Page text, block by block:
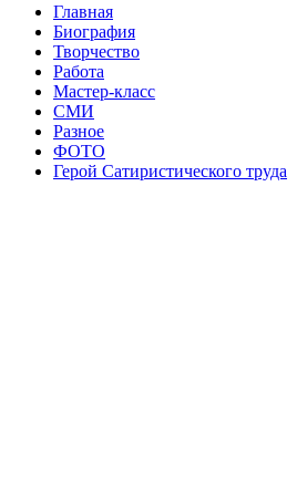
Главная
Биография
Творчество
Работа
Мастер-класс
СМИ
Разное
ФОТО
Герой Сатиристического труда